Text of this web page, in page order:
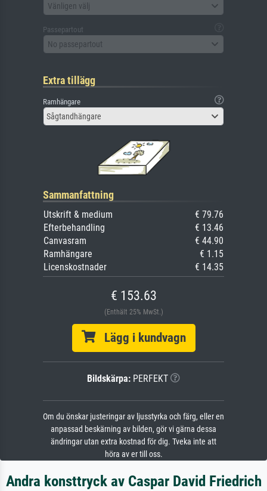
Vänligen välj
Passepartout
No passepartout
Extra tillägg
Ramhängare
Sågtandhängare
Sammanfattning
Utskrift & medium
€ 79.76
Efterbehandling
€ 13.46
Canvasram
€ 44.90
Ramhängare
€ 1.15
Licenskostnader
€ 14.35
€ 153.63
(Enthält 25% MwSt.)
Lägg i kundvagn
Bildskärpa: PERFEKT
Om du önskar justeringar av ljusstyrka och färg, eller en
anpassad beskärning av bilden, gör vi gärna dessa
ändringar utan extra kostnad för dig. Tveka inte att
höra av er till oss.
Andra konsttryck av Caspar David Friedrich